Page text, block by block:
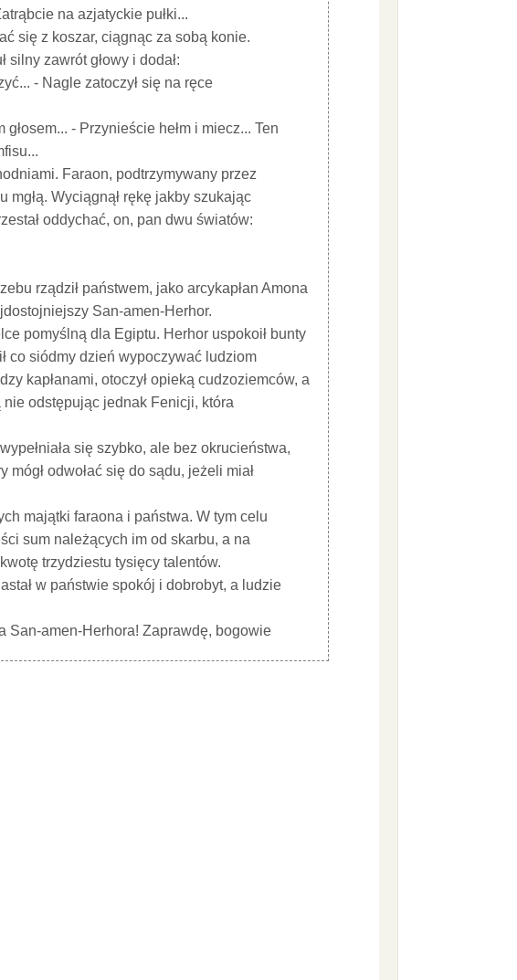
na azjatyckie pułki...
się z koszar, ciągnąc za sobą konie.
silny zawrót głowy i dodał:
- Nagle zatoczył się na ręce
głosem... - Przynieście hełm i miecz... Ten
Faraon, podtrzymywany przez
mgłą. Wyciągnął rękę jakby szukając
oddychać, on, pan dwu światów:
rządził państwem, jako arcykapłan Amona
San-amen-Herhor.
pomyślną dla Egiptu. Herhor uspokoił bunty
co siódmy dzień wypoczywać ludziom
kapłanami, otoczył opieką cudzoziemców, a
odstępując jednak Fenicji, która
się szybko, ale bez okrucieństwa,
mógł odwołać się do sądu, jeżeli miał
majątki faraona i państwa. W tym celu
sum należących im od skarbu, a na
trzydziestu tysięcy talentów.
w państwie spokój i dobrobyt, a ludzie
San-amen-Herhora! Zaprawdę, bogowie